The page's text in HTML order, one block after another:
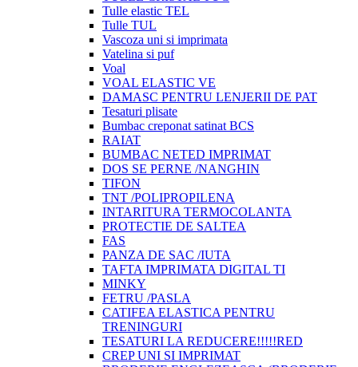
Tulle elastic TEL
Tulle TUL
Vascoza uni si imprimata
Vatelina si puf
Voal
VOAL ELASTIC VE
DAMASC PENTRU LENJERII DE PAT
Tesaturi plisate
Bumbac creponat satinat BCS
RAIAT
BUMBAC NETED IMPRIMAT
DOS SE PERNE /NANGHIN
TIFON
TNT /POLIPROPILENA
INTARITURA TERMOCOLANTA
PROTECTIE DE SALTEA
FAS
PANZA DE SAC /IUTA
TAFTA IMPRIMATA DIGITAL TI
MINKY
FETRU /PASLA
CATIFEA ELASTICA PENTRU
TRENINGURI
TESATURI LA REDUCERE!!!!!RED
CREP UNI SI IMPRIMAT